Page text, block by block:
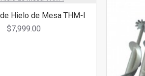
Hielo de Mesa THM-I
$7,999.00